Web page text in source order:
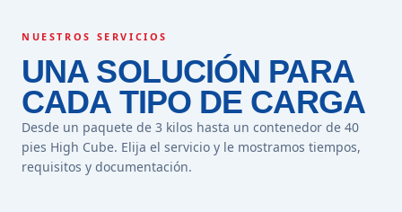
NUESTROS SERVICIOS
UNA SOLUCIÓN PARA
CADA TIPO DE CARGA
Desde un paquete de 3 kilos hasta un contenedor de 40
pies High Cube. Elija el servicio y le mostramos tiempos,
requisitos y documentación.